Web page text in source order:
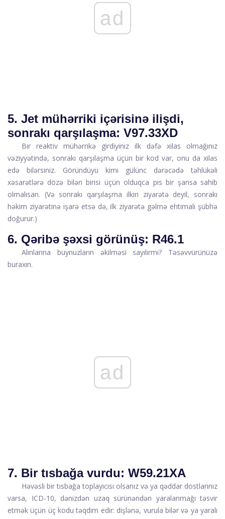
ad
5. Jet mühərriki içərisinə ilişdi,
sonrakı qarşılaşma: V97.33XD
Bir reaktiv mühərrikə girdiyiniz ilk dəfə xilas olmağınız
vəziyyətində, sonrakı qarşılaşma üçün bir kod var, onu da xilas
edə bilərsiniz. Göründüyü kimi gülünc dərəcədə təhlükəli
xəsarətlərə dözə bilən birisi üçün olduqca pis bir şansa sahib
olmalısan. (Və sonrakı qarşılaşma ilkin ziyarətə deyil, sonrakı
həkim ziyarətinə işarə etsə də, ilk ziyarətə gəlmə ehtimalı şübhə
doğurur.)
6. Qəribə şəxsi görünüş: R46.1
Alınlarına buynuzların əkilməsi sayılırmı? Təsəvvürünüzə
buraxın.
ad
7. Bir tısbağa vurdu: W59.21XA
Həvəsli bir tısbağa toplayıcısı olsanız və ya qəddar dostlarınız
varsa, ICD-10, dənizdən uzaq sürünəndən yaralanmağı təsvir
etmək üçün üç kodu təqdim edir: dişlənə, vurula bilər və ya yaralı